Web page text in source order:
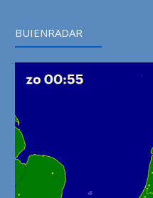
BUIENRADAR